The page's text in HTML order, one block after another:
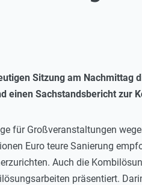
Sitzung am Nachmittag
einen Sachstandsbericht zur
für Großveranstaltungen
Euro teure Sanierung
Auch die
präsentiert.